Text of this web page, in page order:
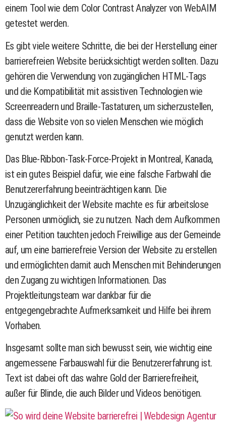
einem Tool wie dem Color Contrast Analyzer von WebAIM
getestet werden.
Es gibt viele weitere Schritte, die bei der Herstellung einer
barrierefreien Website berücksichtigt werden sollten. Dazu
gehören die Verwendung von zugänglichen HTML-Tags
und die Kompatibilität mit assistiven Technologien wie
Screenreadern und Braille-Tastaturen, um sicherzustellen,
dass die Website von so vielen Menschen wie möglich
genutzt werden kann.
Das Blue-Ribbon-Task-Force-Projekt in Montreal, Kanada,
ist ein gutes Beispiel dafür, wie eine falsche Farbwahl die
Benutzererfahrung beeinträchtigen kann. Die
Unzugänglichkeit der Website machte es für arbeitslose
Personen unmöglich, sie zu nutzen. Nach dem Aufkommen
einer Petition tauchten jedoch Freiwillige aus der Gemeinde
auf, um eine barrierefreie Version der Website zu erstellen
und ermöglichten damit auch Menschen mit Behinderungen
den Zugang zu wichtigen Informationen. Das
Projektleitungsteam war dankbar für die
entgegengebrachte Aufmerksamkeit und Hilfe bei ihrem
Vorhaben.
Insgesamt sollte man sich bewusst sein, wie wichtig eine
angemessene Farbauswahl für die Benutzererfahrung ist.
Text ist dabei oft das wahre Gold der Barrierefreiheit,
außer für Blinde, die auch Bilder und Videos benötigen.